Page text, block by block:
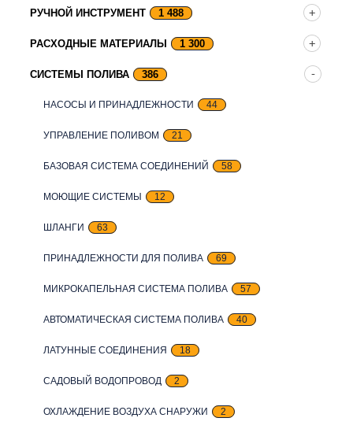
РУЧНОЙ ИНСТРУМЕНТ 1 488
РАСХОДНЫЕ МАТЕРИАЛЫ 1 300
СИСТЕМЫ ПОЛИВА 386
НАСОСЫ И ПРИНАДЛЕЖНОСТИ 44
УПРАВЛЕНИЕ ПОЛИВОМ 21
БАЗОВАЯ СИСТЕМА СОЕДИНЕНИЙ 58
МОЮЩИЕ СИСТЕМЫ 12
ШЛАНГИ 63
ПРИНАДЛЕЖНОСТИ ДЛЯ ПОЛИВА 69
МИКРОКАПЕЛЬНАЯ СИСТЕМА ПОЛИВА 57
АВТОМАТИЧЕСКАЯ СИСТЕМА ПОЛИВА 40
ЛАТУННЫЕ СОЕДИНЕНИЯ 18
САДОВЫЙ ВОДОПРОВОД 2
ОХЛАЖДЕНИЕ ВОЗДУХА СНАРУЖИ 2